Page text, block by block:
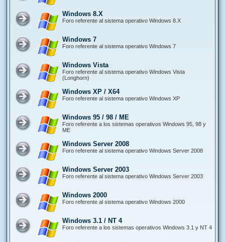
Windows 8.X
Foro referente al sistema operativo Windows 8.X
Windows 7
Foro referente al sistema operativo Windows 7
Windows Vista
Foro referente al sistema operativo Windows Vista
(Longhorn)
Windows XP / X64
Foro referente al sistema operativo Windows XP
Windows 95 / 98 / ME
Foro referente a los sistemas operativos Windows 95, 98 y
ME
Windows Server 2008
Foro referente al sistema operativo Windows Server 2008
Windows Server 2003
Foro referente al sistema operativo Windows Server 2003
Windows 2000
Foro referente al sistema operativo Windows 2000
Windows 3.1 / NT 4
Foro referente a los sistemas operativos Windows 3.1 y NT 4